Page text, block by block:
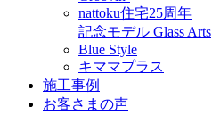
nattoku住宅25周年
記念モデル Glass Arts
Blue Style
キママプラス
施工事例
お客さまの声